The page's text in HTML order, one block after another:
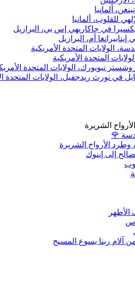
ألمانيا
للقلوب، ألمانيا
في جاكاريهي إس بي، البرازيل
أم، البرازيل
الولايات المتحدة الأمريكية
المتحدة الأمريكية
نيويورك، الولايات المتحدة
في نورث ريدجفيل، الولايات المتحدة
الشريرة
🌹
الأرواح الشريرة
إلى إينوك
آلام ربنا يسوع المسيح